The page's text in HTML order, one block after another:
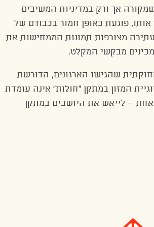
אך ורק במדיניות המשיבים
פוגעת באופן חמור בכבודם של
מצורפות תמונות הממחישות את
מבקשי המקלט.
שהגישו הארגונים, הדורשת
המזון במתקן “חולות” אינה עומדת
– לייאש את היושבים במתקן